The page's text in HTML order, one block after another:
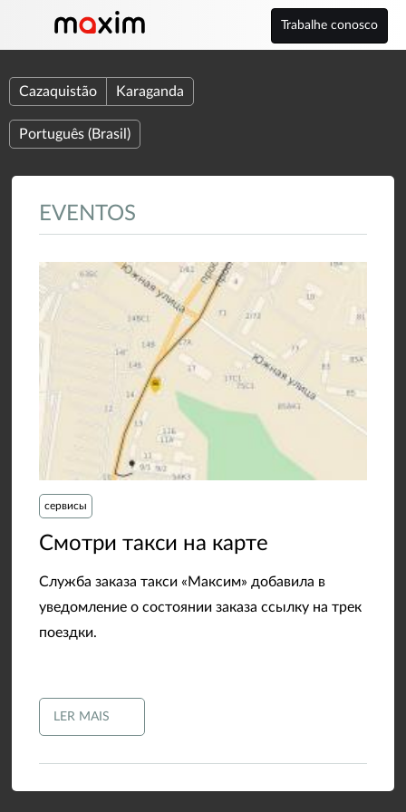
Trabalhe conosco
Cazaquistão Karaganda
Português (Brasil)
EVENTOS
сервисы
​Смотри такси на карте
Служба заказа такси «Максим» добавила в
уведомление о состоянии заказа ссылку на трек
поездки.
LER MAIS